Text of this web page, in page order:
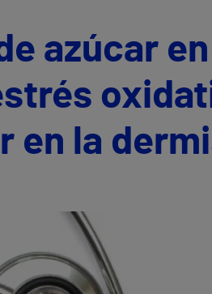
azúcar
en la